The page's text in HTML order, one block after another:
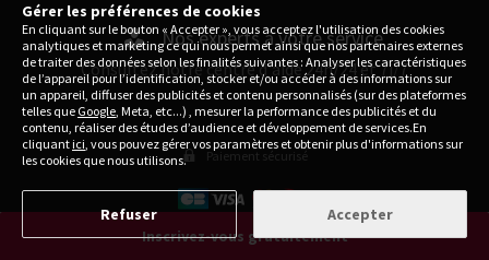
Gérer les préférences de cookies
En cliquant sur le bouton « Accepter », vous acceptez l'utilisation des cookies
analytiques et marketing ce qui nous permet ainsi que nos partenaires externes
de traiter des données selon les finalités suivantes : Analyser les caractéristiques
de l’appareil pour l’identification, stocker et/ou accéder à des informations sur
un appareil, diffuser des publicités et contenu personnalisés (sur des plateformes
telles que Google, Meta, etc...) , mesurer la performance des publicités et du
contenu, réaliser des études d’audience et développement de services.En
cliquantici, vous pouvez gérer vos paramètres et obtenir plus d'informations sur
les cookies que nous utilisons.
Accepter
Refuser
Inscrivez-vous gratuitement
Nos experts à votre service
Consultez notre centre d'aide 24h/24 et 7j/7
Paiement sécurisé